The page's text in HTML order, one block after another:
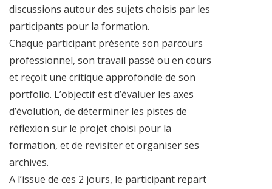
discussions autour des sujets choisis par les
participants pour la formation.
Chaque participant présente son parcours
professionnel, son travail passé ou en cours
et reçoit une critique approfondie de son
portfolio. L’objectif est d’évaluer les axes
d’évolution, de déterminer les pistes de
réflexion sur le projet choisi pour la
formation, et de revisiter et organiser ses
archives.
A l’issue de ces 2 jours, le participant repart